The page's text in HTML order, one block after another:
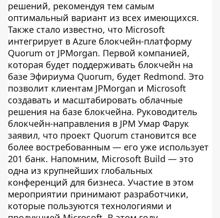
решений, рекомендуя тем самым
оптимальный вариант из всех имеющихся.
Также стало известно, что Microsoft
интегрирует в Azure блокчейн-платформу
Quorum от JPMorgan. Первой компанией,
которая будет поддерживать блокчейн на
базе Эфириума Quorum, будет Redmond. Это
позволит клиентам JPMorgan и Microsoft
создавать и масштабировать облачные
решения на базе блокчейна. Руководитель
блокчейн-направления в JPM Умар Фарук
заявил, что проект Quorum становится все
более востребованным — его уже использует
201 банк. Напомним, Microsoft Build — это
одна из крупнейших глобальных
конференций для бизнеса. Участие в этом
мероприятии принимают разработчики,
которые пользуются технологиями и